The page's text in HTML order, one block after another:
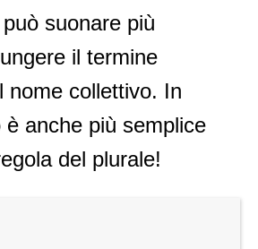
suonare più
il termine
nome collettivo. In
è anche più semplice
del plurale!